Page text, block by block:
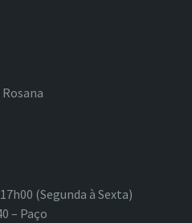
(Segunda à Sexta)
– Paço